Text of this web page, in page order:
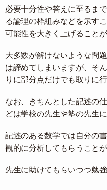
必要十分性や答えに至るま
る論理の枠組みなどを示す
可能性を大きく上げること
大多数が解けないような問
は諦めてしまいますが、そ
りに部分点だけでも取りに
なお、きちんとした記述の
どは学校の先生や塾の先生
記述のある数学では自分の
観的に分析してもらうこと
先生に助けてもらいつつ勉